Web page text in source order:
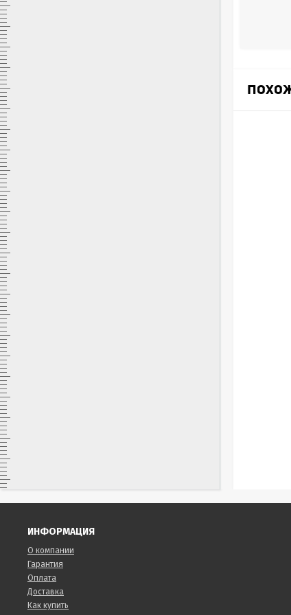
ИНФОРМАЦИЯ
О компании
Гарантия
Оплата
Доставка
Как купить